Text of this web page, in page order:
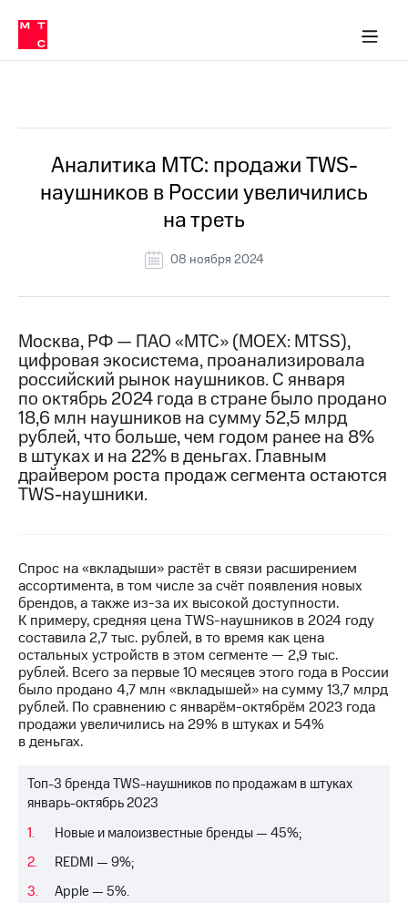
Медиа-центр
и акционерам
Устойчивое развитие
Комплаенс и деловая этика
компании
Карьера
История
компании
информация
Контакты
Медиа-центр
Пресс-
релизы
МТС
о технологиях
Достижения
отчетность
Контакты
Новости
в
регионе
и акционерам
Корпоративное
управление
Корпоративный
секретарь
информации
Информация
акционерам
Документы
в МТС
Пресс-
релизы
о технологиях
Аналитика МТС: продажи TWS-
наушников в России увеличились
на треть
08 ноября 2024
Москва, РФ — ПАО «МТС» (MOEX: MTSS),
цифровая экосистема, проанализировала
российский рынок наушников. С января
по октябрь 2024 года в стране было продано
18,6 млн наушников на сумму 52,5 млрд
рублей, что больше, чем годом ранее на 8%
в штуках и на 22% в деньгах. Главным
драйвером роста продаж сегмента остаются
TWS-наушники.
Спрос на «вкладыши» растёт в связи расширением
ассортимента, в том числе за счёт появления новых
брендов, а также из-за их высокой доступности.
К примеру, средняя цена TWS-наушников в 2024 году
составила 2,7 тыс. рублей, в то время как цена
остальных устройств в этом сегменте — 2,9 тыс.
рублей. Всего за первые 10 месяцев этого года в России
было продано 4,7 млн «вкладышей» на сумму 13,7 млрд
рублей. По сравнению с январём-октябрём 2023 года
продажи увеличились на 29% в штуках и 54%
в деньгах.
Топ-3 бренда TWS-наушников по продажам в штуках
январь-октябрь 2023
Новые и малоизвестные бренды — 45%;
REDMI — 9%;
Apple — 5%.